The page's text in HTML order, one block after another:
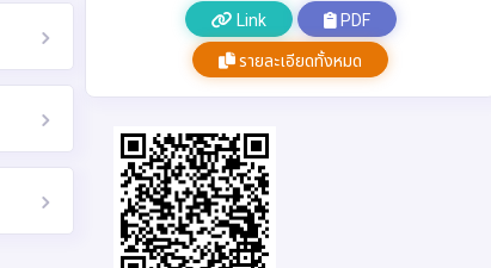
Link PDF
รายละเอียดทั้งหมด